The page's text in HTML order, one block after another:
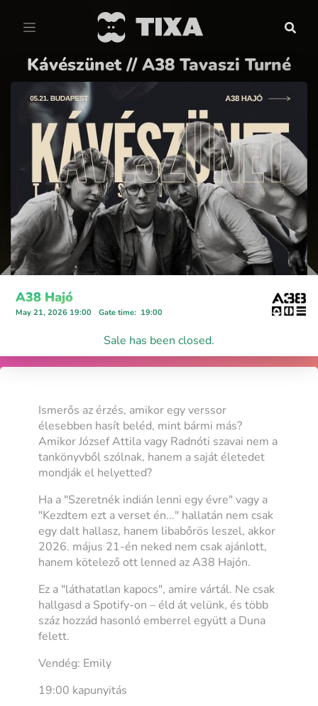
Kávészünet // A38 Tavaszi Turné
A38 Hajó
May 21, 2026 19:00 Gate time: 19:00
Sale has been closed.
Ismerős az érzés, amikor egy verssor
élesebben hasít beléd, mint bármi más?
Amikor József Attila vagy Radnóti szavai nem a
tankönyvből szólnak, hanem a saját életedet
mondják el helyetted?
Ha a "Szeretnék indián lenni egy évre" vagy a
"Kezdtem ezt a verset én..." hallatán nem csak
egy dalt hallasz, hanem libabőrös leszel, akkor
2026. május 21-én neked nem csak ajánlott,
hanem kötelező ott lenned az A38 Hajón.
Ez a "láthatatlan kapocs", amire vártál. Ne csak
hallgasd a Spotify-on – éld át velünk, és több
száz hozzád hasonló emberrel együtt a Duna
felett.
Vendég: Emily
19:00 kapunyitás